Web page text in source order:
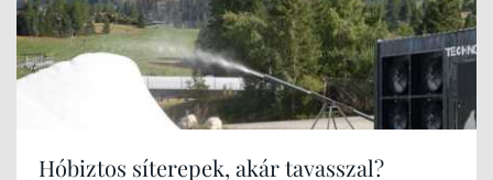
Hóbiztos síterepek, akár tavasszal?